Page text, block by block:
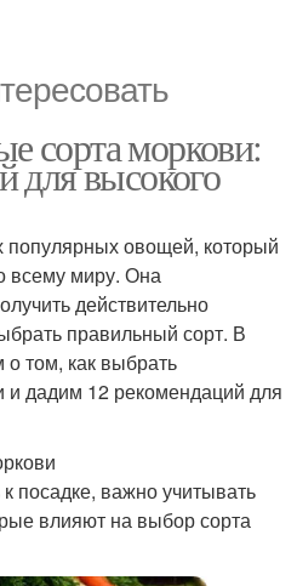
сорта моркови:
для высокого
овощей, который
всему миру. Она
действительно
правильный сорт. В
том, как выбрать
и дадим 12 рекомендаций для
посадке, важно учитывать
влияют на выбор сорта